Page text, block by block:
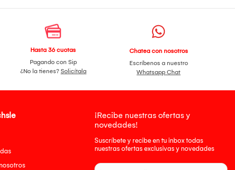
Hasta 36 cuotas
Pagando con Sip
¿No la tienes? Solicítala
Chatea con nosotros
Escríbenos a nuestro
Whatsapp Chat
¡Recibe nuestras ofertas y
novedades!
Suscríbete y recibe en tu inbox todas
nuestras ofertas exclusivas y novedades